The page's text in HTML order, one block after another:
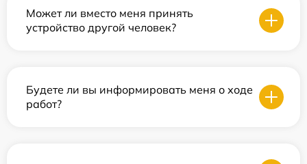
Может ли вместо меня принять
устройство другой человек?
Будете ли вы информировать меня о ходе
работ?